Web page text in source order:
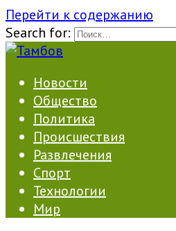
Перейти к содержанию
Search for:
Новости
Общество
Политика
Происшествия
Развлечения
Спорт
Технологии
Мир